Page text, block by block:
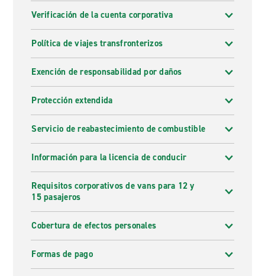
Verificación de la cuenta corporativa
Política de viajes transfronterizos
Exención de responsabilidad por daños
Protección extendida
Servicio de reabastecimiento de combustible
Información para la licencia de conducir
Requisitos corporativos de vans para 12 y
15 pasajeros
Cobertura de efectos personales
Formas de pago